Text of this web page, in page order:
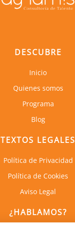
DESCUBRE
Inicio
Quienes somos
Programa
Blog
TEXTOS LEGALES
Política de Privacidad
Política de Cookies
Aviso Legal
¿HABLAMOS?